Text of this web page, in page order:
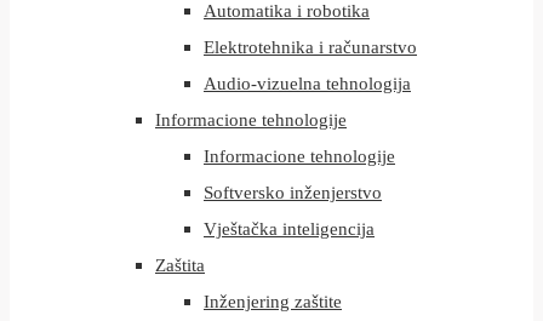
Automatika i robotika
Elektrotehnika i računarstvo
Audio-vizuelna tehnologija
Informacione tehnologije
Informacione tehnologije
Softversko inženjerstvo
Vještačka inteligencija
Zaštita
Inženjering zaštite